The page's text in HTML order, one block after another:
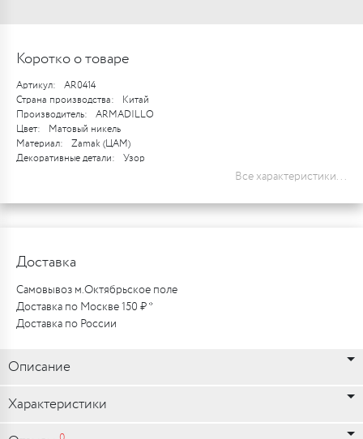
Коротко о товаре
Артикул:
AR0414
Страна производства:
Китай
Производитель:
ARMADILLO
Цвет:
Матовый никель
Материал:
Zamak (ЦАМ)
Декоративные детали:
Узор
Все характеристики...
Доставка
Самовывоз м.Октябрьское поле
Доставка по Москве 150 ₽ *
Доставка по России
Описание
Характеристики